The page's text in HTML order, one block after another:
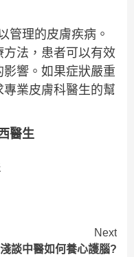
管理的皮膚疾病。
法，患者可以有效
響。如果症狀嚴重
業皮膚科醫生的幫
醫生
Next
淺談中醫如何養心護腦?